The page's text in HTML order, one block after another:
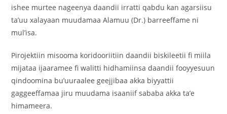
ishee murtee nageenya daandii irratti qabdu kan agarsiisu
ta’uu xalayaan muudamaa Alamuu (Dr.) barreeffame ni
mul’isa.
Pirojektiin misooma koridooriitiin daandii biskileetii fi miila
mijataa ijaaramee fi walitti hidhamiinsa daandii fooyyesuun
qindoomina bu’uuraalee geejjibaa akka biyyattii
gaggeeffamaa jiru muudama isaaniif sababa akka ta’e
himameera.